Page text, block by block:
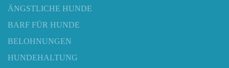
ÄNGSTLICHE HUNDE
BARF FÜR HUNDE
BELOHNUNGEN
HUNDEHALTUNG